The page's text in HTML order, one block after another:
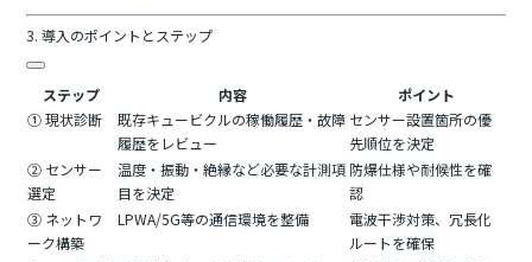
3. 導入のポイントとステップ
ステップ 内容
ポイント
① 現状診断
既存キュービクルの稼働履歴・故障
履歴をレビュー
センサー設置箇所の優
先順位を決定
② センサー
選定
温度・振動・絶縁など必要な計測項
目を決定
防爆仕様や耐候性を確
認
③ ネットワ
ーク構築
LPWA/5G等の通信環境を整備
電波干渉対策、冗長化
ルートを確保